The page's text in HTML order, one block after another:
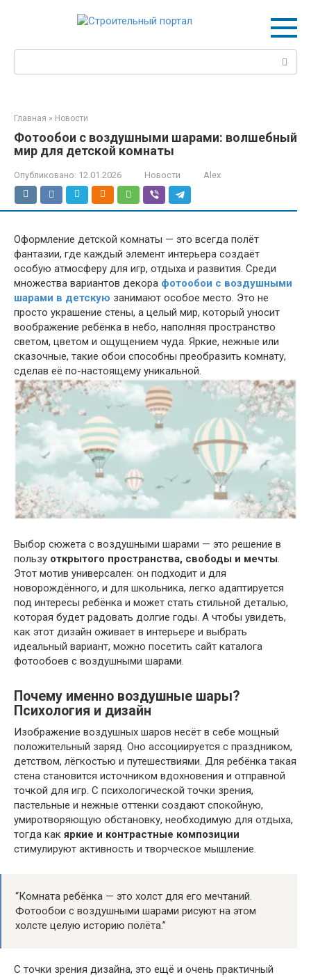
Поиск:
Главная » Новости
Фотообои с воздушными шарами: волшебный
мир для детской комнаты
Опубликовано: 12.01.2026 Новости Alex
Оформление детской комнаты — это всегда полёт
фантазии, где каждый элемент интерьера создаёт
особую атмосферу для игр, отдыха и развития. Среди
множества вариантов декора фотообои с воздушными
шарами в детскую занимают особое место. Это не
просто украшение стены, а целый мир, который уносит
воображение ребёнка в небо, наполняя пространство
светом, цветом и ощущением чуда. Яркие, нежные или
сказочные, такие обои способны преобразить комнату,
сделав её по-настоящему уникальной.
Выбор сюжета с воздушными шарами — это решение в
пользу открытого пространства, свободы и мечты.
Этот мотив универсален: он подходит и для
новорождённого, и для школьника, легко адаптируется
под интересы ребёнка и может стать стильной деталью,
которая будет радовать долгие годы. А чтобы увидеть,
как этот дизайн оживает в интерьере и выбрать
идеальный вариант, можно посетить сайт каталога
фотообоев с воздушными шарами.
Почему именно воздушные шары?
Психология и дизайн
Изображение воздушных шаров несёт в себе мощный
положительный заряд. Оно ассоциируется с праздником,
детством, лёгкостью и путешествиями. Для ребёнка такая
стена становится источником вдохновения и отправной
точкой для игр. С психологической точки зрения,
пастельные и нежные оттенки создают спокойную,
умиротворяющую обстановку, необходимую для отдыха,
тогда как яркие и контрастные композиции
стимулируют активность и творческое мышление.
“Комната ребёнка — это холст для его мечтаний.
Фотообои с воздушными шарами рисуют на этом
холсте целую историю полёта.”
С точки зрения дизайна, это ещё и очень практичный